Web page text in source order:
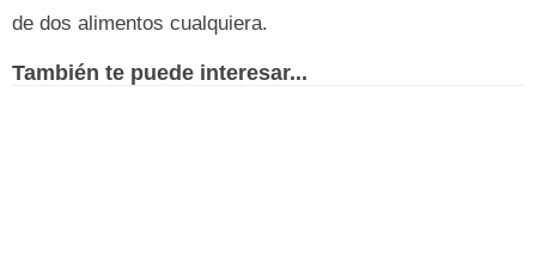
de dos alimentos cualquiera.
También te puede interesar...